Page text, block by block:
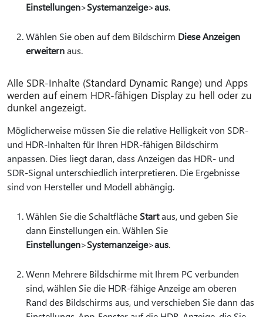
Einstellungen>Systemanzeige>aus.
Wählen Sie oben auf dem Bildschirm Diese Anzeigen
erweiternaus.
Alle SDR-Inhalte (Standard Dynamic Range) und Apps
werden auf einem HDR-fähigen Display zu hell oder zu
dunkel angezeigt.
Möglicherweise müssen Sie die relative Helligkeit von SDR-
und HDR-Inhalten für Ihren HDR-fähigen Bildschirm
anpassen. Dies liegt daran, dass Anzeigen das HDR- und
SDR-Signal unterschiedlich interpretieren. Die Ergebnisse
sind von Hersteller und Modell abhängig.
Wählen Sie die Schaltfläche Startaus, und geben Sie
dann Einstellungen ein. Wählen Sie
Einstellungen>Systemanzeige>aus.
Wenn Mehrere Bildschirme mit Ihrem PC verbunden
sind, wählen Sie die HDR-fähige Anzeige am oberen
Rand des Bildschirms aus, und verschieben Sie dann das